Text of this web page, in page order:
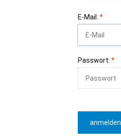
E-Mail: *
Passwort: *
anmelden